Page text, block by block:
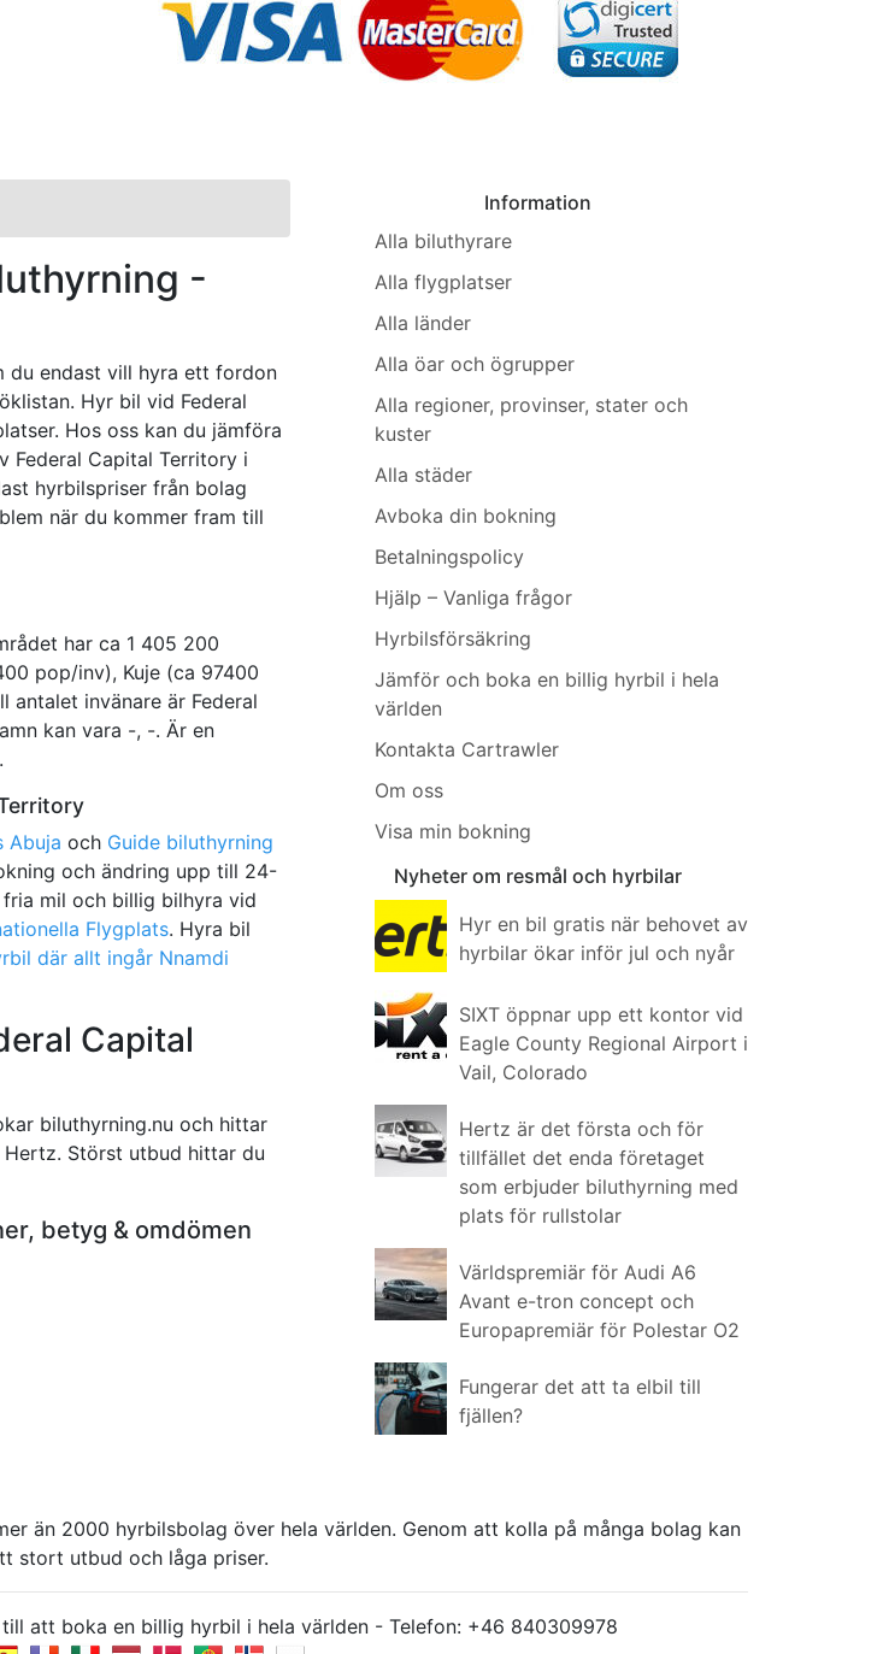
-
du endast vill hyra ett fordon
Hyr bil vid Federal
Hos oss kan du jämföra
Federal Capital Territory i
hyrbilspriser från bolag
när du kommer fram till
har ca 1 405 200
pop/inv), Kuje (ca 97400
antalet invänare är Federal
kan vara -, -. Är en
Abuja och Guide biluthyrning
och ändring upp till 24-
mil och billig bilhyra vid
Flygplats. Hyra bil
där allt ingår Nnamdi
Capital
biluthyrning.nu och hittar
Störst utbud hittar du
betyg & omdömen
Information
Alla biluthyrare
Alla flygplatser
Alla länder
Alla öar och ögrupper
Alla regioner, provinser, stater och
kuster
Alla städer
Avboka din bokning
Betalningspolicy
Hjälp – Vanliga frågor
Hyrbilsförsäkring
Jämför och boka en billig hyrbil i hela
världen
Kontakta Cartrawler
Om oss
Visa min bokning
Nyheter om resmål och hyrbilar
Hyr en bil gratis när behovet av
hyrbilar ökar inför jul och nyår
SIXT öppnar upp ett kontor vid
Eagle County Regional Airport i
Vail, Colorado
Hertz är det första och för
tillfället det enda företaget
som erbjuder biluthyrning med
plats för rullstolar
Världspremiär för Audi A6
Avant e-tron concept och
Europapremiär för Polestar O2
Fungerar det att ta elbil till
fjällen?
än 2000 hyrbilsbolag över hela världen. Genom att kolla på många bolag kan
stort utbud och låga priser.
att boka en billig hyrbil i hela världen - Telefon: +46 840309978